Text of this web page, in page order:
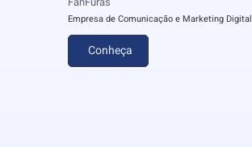
Empresa de Comunicação e Marketing Digital
Conheça